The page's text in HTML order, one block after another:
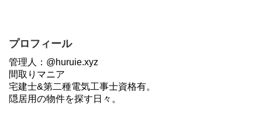
プロフィール
管理人：@huruie.xyz
間取りマニア
宅建士&第二種電気工事士資格有。
隠居用の物件を探す日々。